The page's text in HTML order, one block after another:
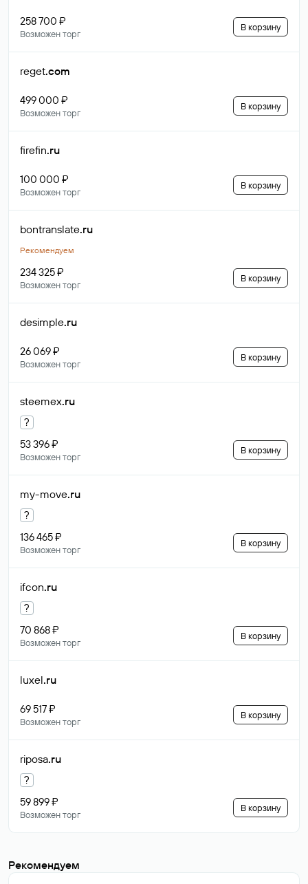
258 700 ₽
Возможен торг
В корзину
reget.com
499 000 ₽
Возможен торг
В корзину
firefin.ru
100 000 ₽
Возможен торг
В корзину
bontranslate.ru
Рекомендуем
234 325 ₽
Возможен торг
В корзину
desimple.ru
26 069 ₽
Возможен торг
В корзину
steemex.ru
?
53 396 ₽
Возможен торг
В корзину
my-move.ru
?
136 465 ₽
Возможен торг
В корзину
ifcon.ru
?
70 868 ₽
Возможен торг
В корзину
luxel.ru
69 517 ₽
Возможен торг
В корзину
riposa.ru
?
59 899 ₽
Возможен торг
В корзину
Рекомендуем